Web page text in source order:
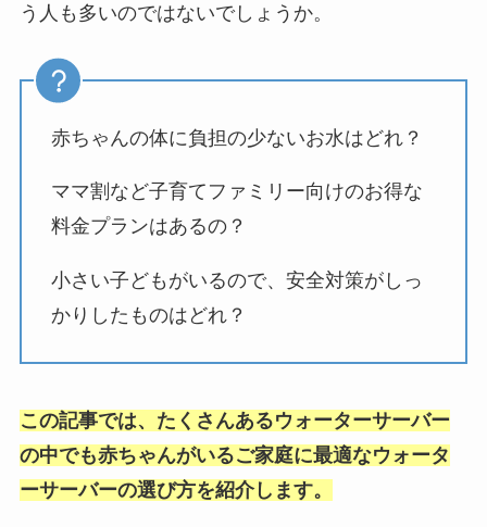
う人も多いのではないでしょうか。
赤ちゃんの体に負担の少ないお水はどれ？
ママ割など子育てファミリー向けのお得な
料金プランはあるの？
小さい子どもがいるので、安全対策がしっ
かりしたものはどれ？
この記事では、たくさんあるウォーターサーバー
の中でも赤ちゃんがいるご家庭に最適なウォータ
ーサーバーの選び方を紹介します。